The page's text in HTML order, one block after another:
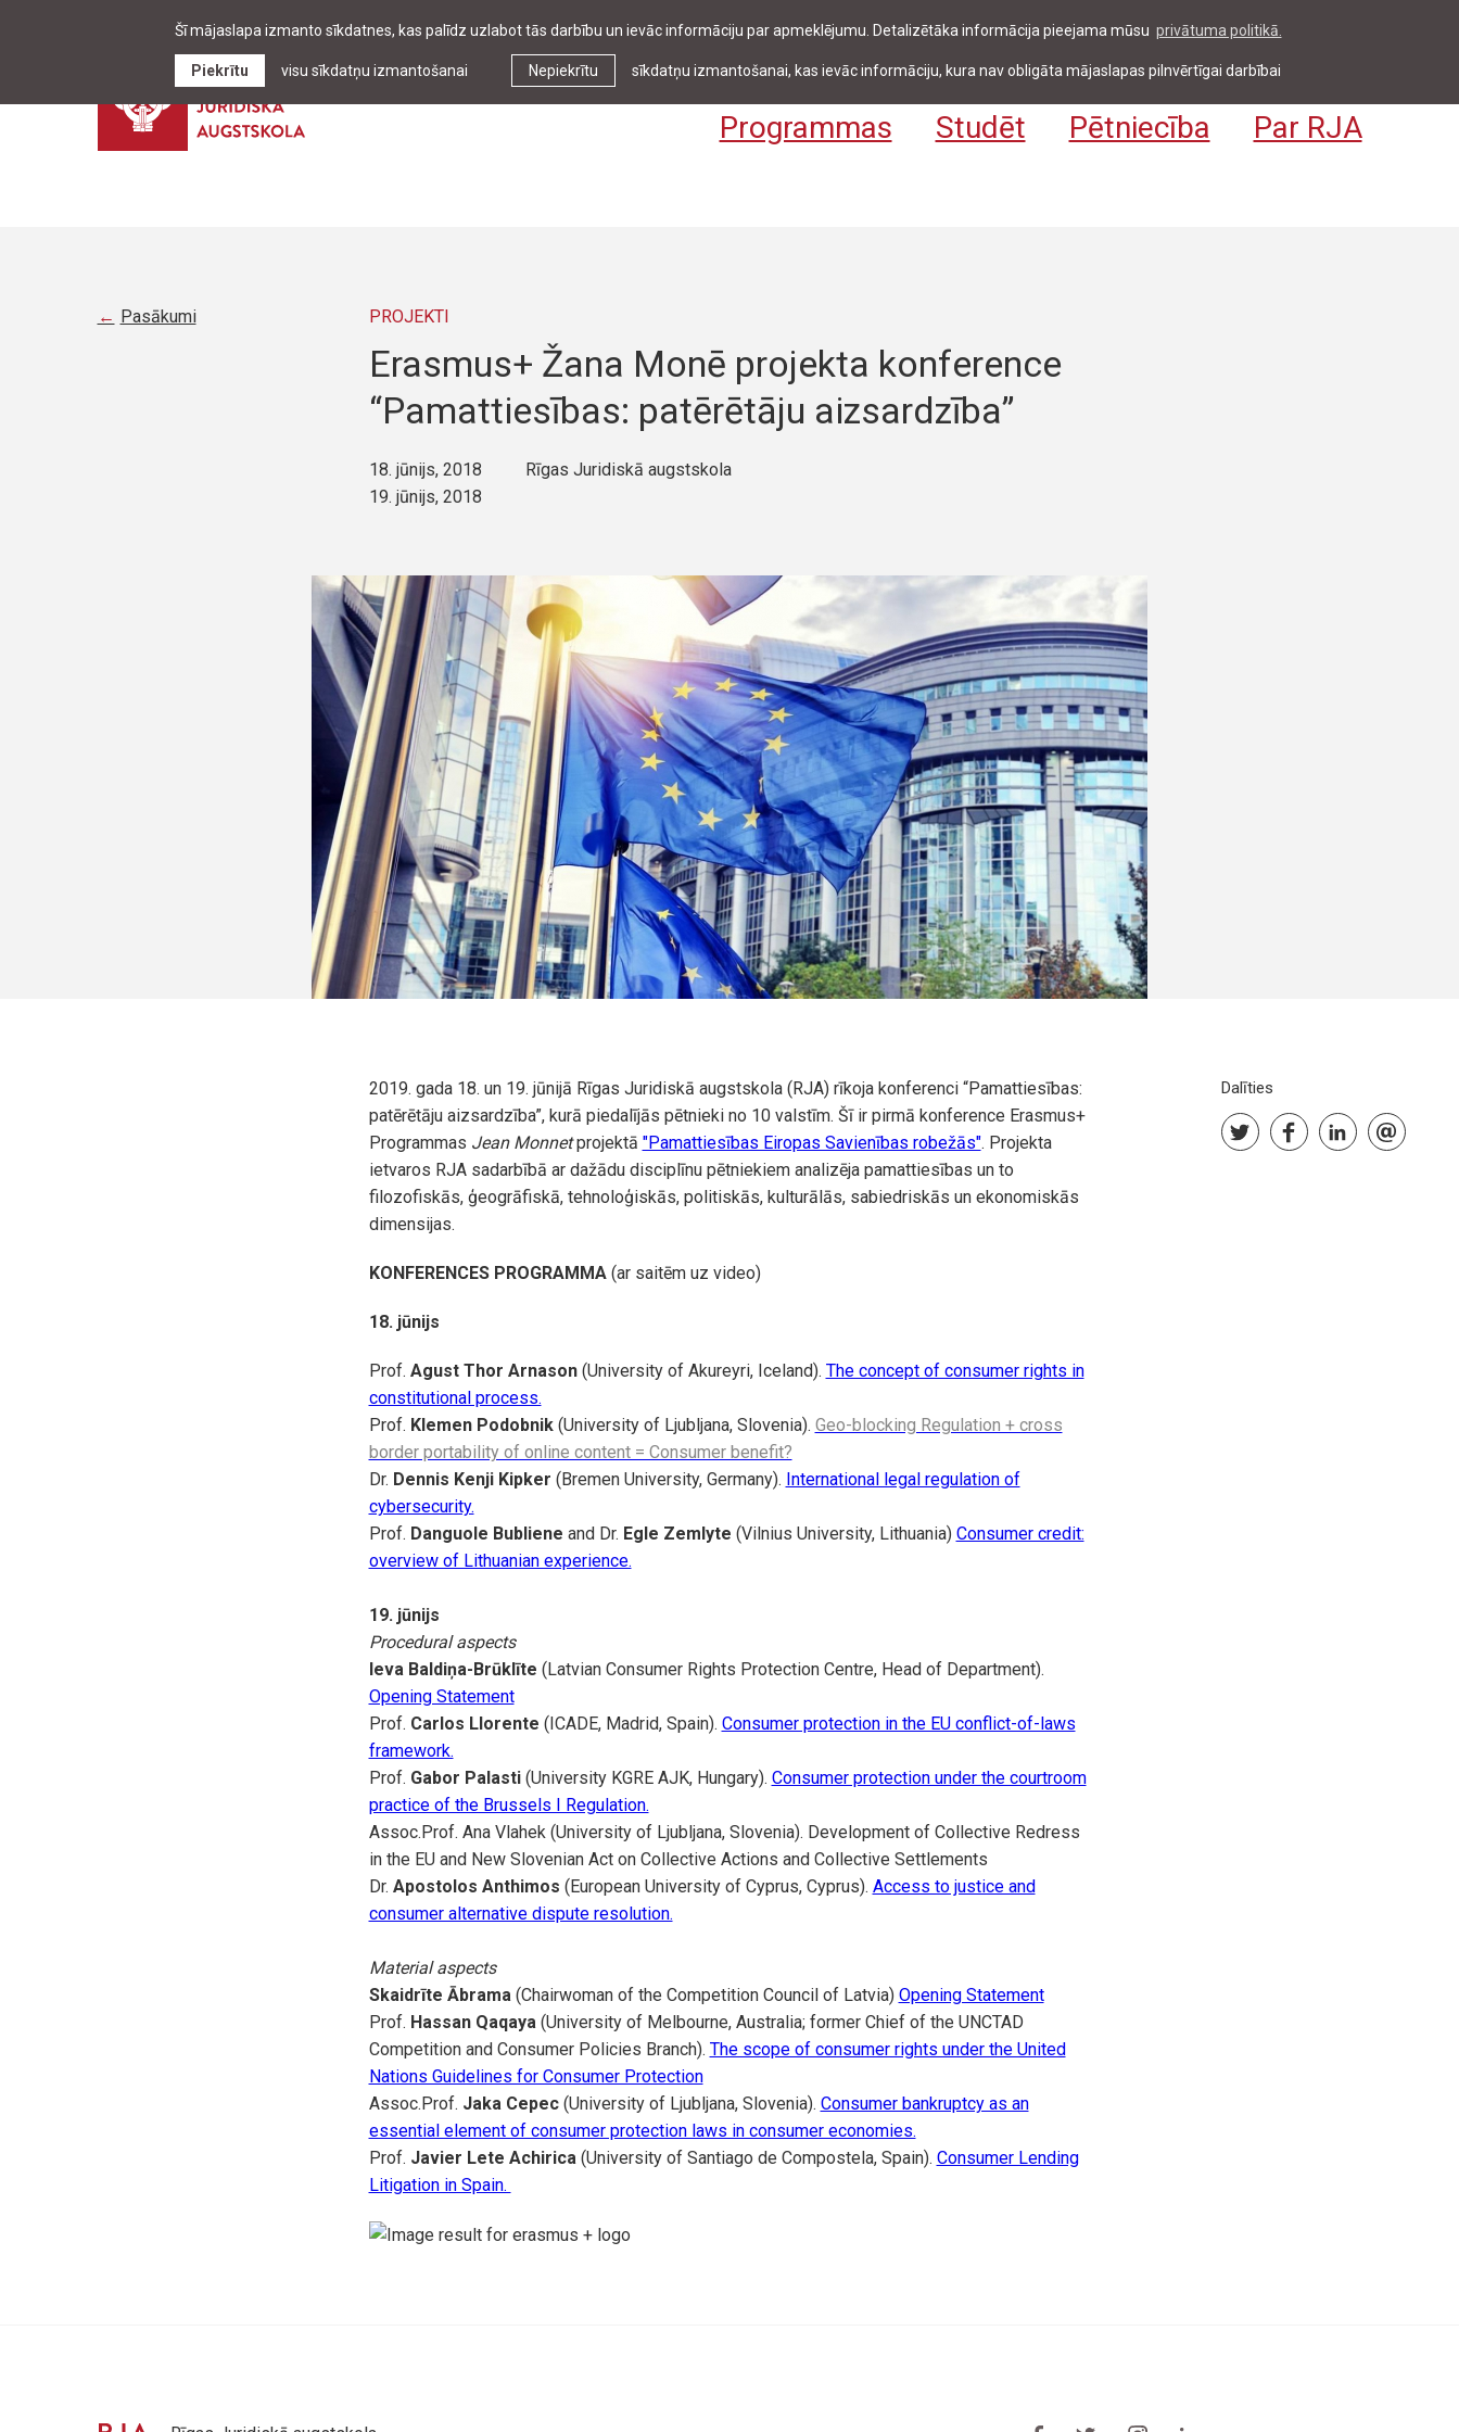
Šī mājaslapa izmanto sīkdatnes, kas palīdz uzlabot tās darbību un ievāc informāciju par apmeklējumu. Detalizētāka informācija pieejama mūsu privātuma politikā.
Nepiekrītu sīkdatņu izmantošanai, kas ievāc informāciju, kura nav obligāta mājaslapas pilnvērtīgai darbībai
Piekrītu visu sīkdatņu izmantošanai Ziņas & pasākumi Bibliotēka Kontakti Studentiem & darbiniekiem Pieteikties
Programmas Studēt Pētniecība Par RJA
Pasākumi PROJEKTI
Erasmus+ Žana Monē projekta konference
“Pamattiesības: patērētāju aizsardzība”
18. jūnijs, 2018
19. jūnijs, 2018
Rīgas Juridiskā augstskola
2019. gada 18. un 19. jūnijā Rīgas Juridiskā augstskola (RJA) rīkoja konferenci “Pamattiesības:
patērētāju aizsardzība”, kurā piedalījās pētnieki no 10 valstīm. Šī ir pirmā konference Erasmus+
Programmas Jean Monnetprojektā "Pamattiesības Eiropas Savienības robežās". Projekta
ietvaros RJA sadarbībā ar dažādu disciplīnu pētniekiem analizēja pamattiesības un to
filozofiskās, ģeogrāfiskā, tehnoloģiskās, politiskās, kulturālās, sabiedriskās un ekonomiskās
dimensijas.
KONFERENCES PROGRAMMA(ar saitēm uz video)
18. jūnijs
Prof. Agust Thor Arnason (University of Akureyri, Iceland). The concept of consumer rights in
constitutional process.
Prof. Klemen Podobnik(University of Ljubljana, Slovenia). Geo-blocking Regulation + cross
border portability of online content = Consumer benefit?
Dr. Dennis Kenji Kipker (Bremen University, Germany). International legal regulation of
cybersecurity.
Prof. Danguole Bubliene and Dr. Egle Zemlyte (Vilnius University, Lithuania) Consumer credit:
overview of Lithuanian experience.
19. jūnijs
Procedural aspects
Ieva Baldiņa-Brūklīte (Latvian Consumer Rights Protection Centre, Head of Department).
Opening Statement
Prof. Carlos Llorente (ICADE, Madrid, Spain). Consumer protection in the EU conflict-of-laws
framework.
Prof. Gabor Palasti(University KGRE AJK, Hungary). Consumer protection under the courtroom
practice of the Brussels I Regulation.
Assoc.Prof. Ana Vlahek (University of Ljubljana, Slovenia). Development of Collective Redress
in the EU and New Slovenian Act on Collective Actions and Collective Settlements
Dr. Apostolos Anthimos (European University of Cyprus, Cyprus). Access to justice and
consumer alternative dispute resolution.
Material aspects
Skaidrīte Ābrama(Chairwoman of the Competition Council of Latvia) Opening Statement
Prof. Hassan Qaqaya(University of Melbourne, Australia; former Chief of the UNCTAD
Competition and Consumer Policies Branch). The scope of consumer rights under the United
Nations Guidelines for Consumer Protection
Assoc.Prof. Jaka Cepec(University of Ljubljana, Slovenia). Consumer bankruptcy as an
essential element of consumer protection laws in consumer economies.
Prof. Javier Lete Achirica(University of Santiago de Compostela, Spain). Consumer Lending
Litigation in Spain.
Dalīties